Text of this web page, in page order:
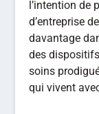
l’intention de
d’entreprise
davantage
des
soins
qui vivent